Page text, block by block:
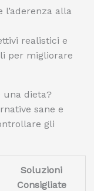
alla
realistici e
per migliorare
una dieta?
sane e
gli
Soluzioni
Consigliate